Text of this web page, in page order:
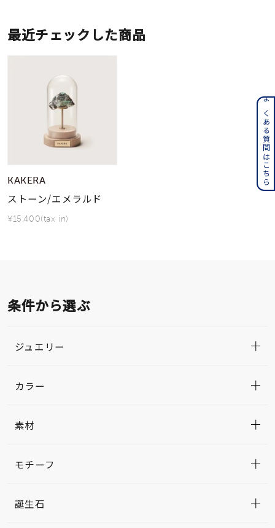
最近チェックした商品
KAKERA
ストーン/エメラルド
¥15,400(tax in)
条件から選ぶ
ジュエリー
カラー
素材
モチーフ
誕生石
よくある質問はこちら